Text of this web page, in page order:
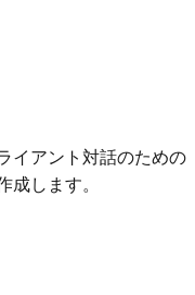
イアント対話のための
します。